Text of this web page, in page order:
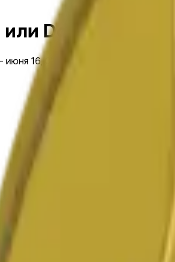
или Down
16, 0:00 ET